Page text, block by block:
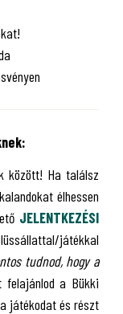
között! Ha találsz
élhessen
JELENTKEZÉSI
játékkal
tudnod, hogy a
felajánlod a Bükki
játékodat és részt